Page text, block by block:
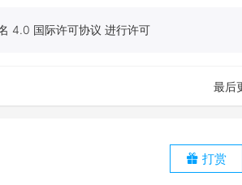
4.0 国际许可协议 进行许可
最后
打赏